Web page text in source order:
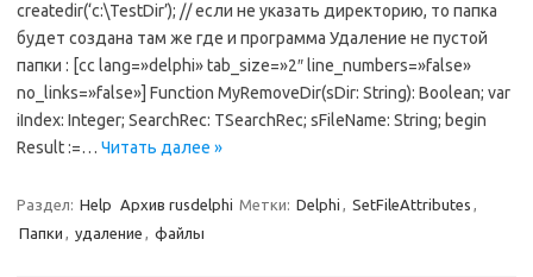
createdir(‘c:\TestDir’); // если не указать директорию, то папка
будет создана там же где и программа Удаление не пустой
папки : [cc lang=»delphi» tab_size=»2″ line_numbers=»false»
no_links=»false»] Function MyRemoveDir(sDir: String): Boolean; var
iIndex: Integer; SearchRec: TSearchRec; sFileName: String; begin
Result :=… Читать далее »
Раздел: Help Архив rusdelphi Метки: Delphi , SetFileAttributes ,
Папки , удаление , файлы